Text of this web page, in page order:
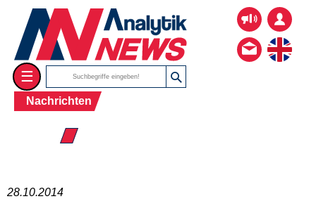
☰
Nachrichten
☰ 2014
28.10.2014